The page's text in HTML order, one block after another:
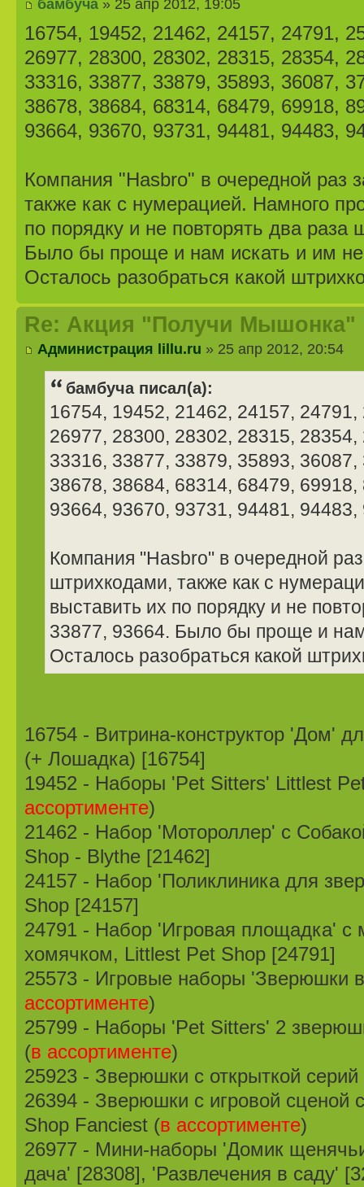
16754, 19452, 21462, 24157, 24791,
26977, 28300, 28302, 28315, 28354,
33316, 33877, 33879, 35893, 36087,
38678, 38684, 68314, 68479, 69918,
93664, 93670, 93731, 94481, 94483,
Компания "Hasbro" в очередной раз
также как с нумерацией. Намного
по порядку и не повторять два раза
Было бы проще и нам искать и им не
Осталось разобраться какой
Re: Акция "Получи Мышонка"
Администрация lillu.ru » 25 апр 2012, 20:54
бамбуча писал(а):
16754, 19452, 21462, 24157,
26977, 28300, 28302, 28315,
33316, 33877, 33879, 35893,
38678, 38684, 68314, 68479,
93664, 93670, 93731, 94481, 94483,
Компания "Hasbro" в очередной
штрихкодами, также как с
выставить их по порядку и не
33877, 93664. Было бы проще и
Осталось разобраться какой
16754 - Витрина-конструктор 'Дом'
(+ Лошадка) [16754]
19452 - Наборы 'Pet Sitters' Littlest
ассортименте)
21462 - Набор 'Мотороллер' с
Shop - Blythe [21462]
24157 - Набор 'Поликлиника для
Shop [24157]
24791 - Набор 'Игровая площадка'
хомячком, Littlest Pet Shop [24791]
25573 - Игровые наборы 'Зверюшки
ассортименте)
25799 - Наборы 'Pet Sitters' 2
(в ассортименте)
25923 - Зверюшки с открыткой серий
26394 - Зверюшки с игровой сценой
Shop Fanciest (в ассортименте)
26977 - Мини-наборы 'Домик
дача' [28308], 'Развлечения в саду'